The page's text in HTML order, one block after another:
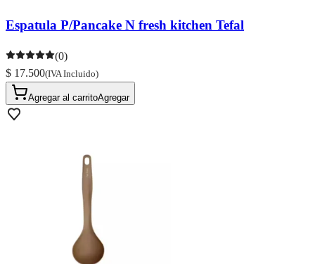
Espatula P/Pancake N fresh kitchen Tefal
(0)
$ 17.500(IVA Incluido)
Agregar al carritoAgregar